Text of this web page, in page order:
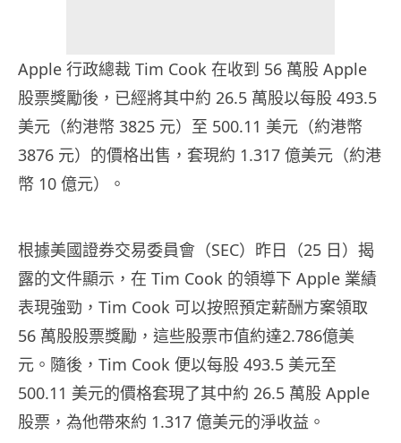
Apple 行政總裁 Tim Cook 在收到 56 萬股 Apple
股票獎勵後，已經將其中約 26.5 萬股以每股 493.5
美元（約港幣 3825 元）至 500.11 美元（約港幣
3876 元）的價格出售，套現約 1.317 億美元（約港
幣 10 億元）。
根據美國證券交易委員會（SEC）昨日（25 日）揭
露的文件顯示，在 Tim Cook 的領導下 Apple 業績
表現強勁，Tim Cook 可以按照預定薪酬方案領取
56 萬股股票獎勵，這些股票市值約達2.786億美
元。隨後，Tim Cook 便以每股 493.5 美元至
500.11 美元的價格套現了其中約 26.5 萬股 Apple
股票，為他帶來約 1.317 億美元的淨收益。